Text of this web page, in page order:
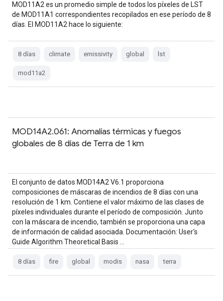
MOD11A2 es un promedio simple de todos los píxeles de LST
de MOD11A1 correspondientes recopilados en ese período de 8
días. El MOD11A2 hace lo siguiente:
8 días climate emissivity global lst
mod11a2
MOD14A2.061: Anomalías térmicas y fuegos
globales de 8 días de Terra de 1 km
El conjunto de datos MOD14A2 V6.1 proporciona
composiciones de máscaras de incendios de 8 días con una
resolución de 1 km. Contiene el valor máximo de las clases de
píxeles individuales durante el período de composición. Junto
con la máscara de incendio, también se proporciona una capa
de información de calidad asociada. Documentación: User's
Guide Algorithm Theoretical Basis …
8 días fire global modis nasa terra